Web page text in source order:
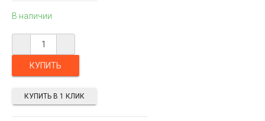
В наличии
КУПИТЬ В 1 КЛИК